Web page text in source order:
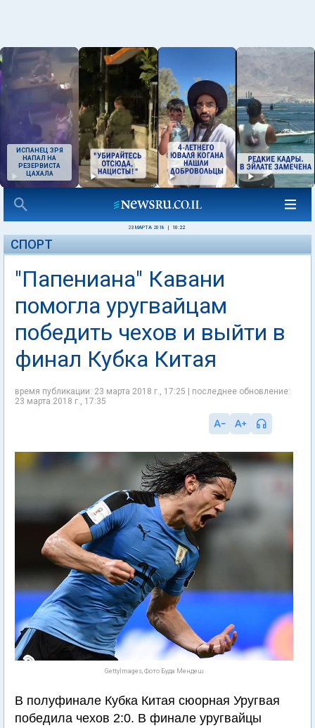
ИСПАНЕЦ ЗРЯ
НАПАЛ НА
РЕЗЕРВИСТА
ЦАХАЛА
23 МАРТА 2018 10:22
СПОРТ
"Папениана" Кавани
помогла уругвайцам
победить чехов и выйти в
финал Кубка Китая
время публикации: 23 марта 2018 г., 17:25 | последнее обновление:
23 марта 2018 г., 17:35
GettyImages, Фото Буда Мендеш
В полуфинале Кубка Китая сюорная Уругвая
победила чехов 2:0. В финале уругвайцы